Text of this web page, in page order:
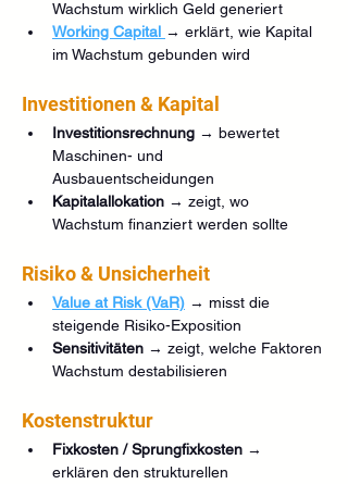
Wachstum wirklich Geld generiert
Working Capital → erklärt, wie Kapital
im Wachstum gebunden wird
Investitionen & Kapital
Investitionsrechnung → bewertet
Maschinen- und
Ausbauentscheidungen
Kapitalallokation → zeigt, wo
Wachstum finanziert werden sollte
Risiko & Unsicherheit
Value at Risk (VaR) → misst die
steigende Risiko-Exposition
Sensitivitäten → zeigt, welche Faktoren
Wachstum destabilisieren
Kostenstruktur
Fixkosten / Sprungfixkosten →
erklären den strukturellen